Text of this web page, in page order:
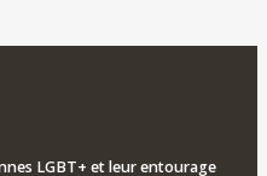
LGBT+ et leur entourage